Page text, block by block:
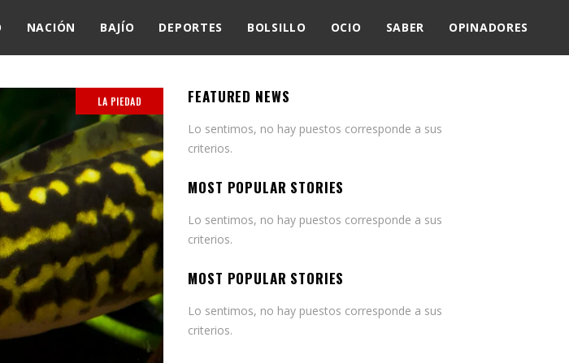
NACIÓN BAJÍO DEPORTES BOLSILLO OCIO SABER OPINADORES
LA PIEDAD FEATURED NEWS
Lo sentimos, no hay puestos corresponde a sus
criterios.
MOST POPULAR STORIES
Lo sentimos, no hay puestos corresponde a sus
criterios.
MOST POPULAR STORIES
Lo sentimos, no hay puestos corresponde a sus
criterios.